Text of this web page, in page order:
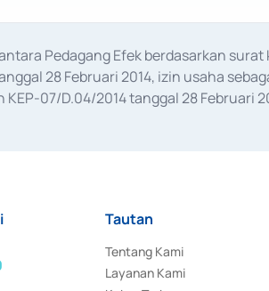
Pedagang Efek berdasarkan
28 Februari 2014, izin usaha
07/D.04/2014 tanggal 28 Februari
Tautan
Tentang Kami
Layanan Kami